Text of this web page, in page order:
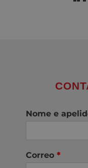
Nome e
Correo *